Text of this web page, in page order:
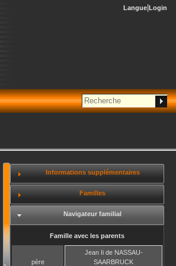
Langue Login
Informations supplémentaires
Familles
Navigateur familial
Famille avec les parents
père
Jean Iide NASSAU-
SAARBRUCK